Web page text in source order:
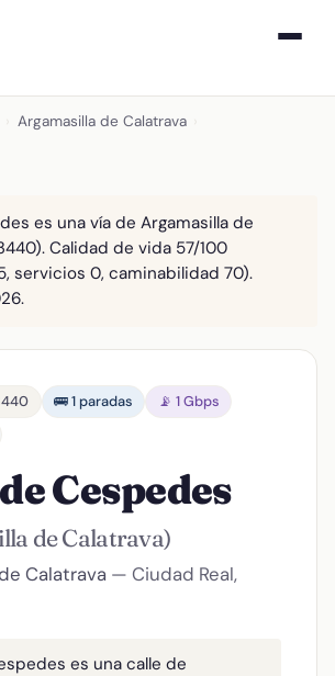
Argamasilla de Calatrava
es una vía de Argamasilla de
Calidad de vida 57/100
servicios 0, caminabilidad 70).
🚌 1 paradas
📡 1 Gbps
Cespedes
de Calatrava)
Calatrava — Ciudad Real,
es una calle de